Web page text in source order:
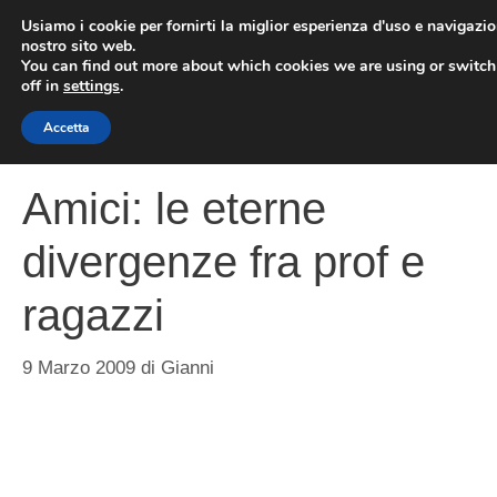
contenuto
Amici: le eterne
divergenze fra prof e
ragazzi
9 Marzo 2009 di Gianni
Usiamo i cookie per fornirti la miglior esperienza d'uso e
nostro sito web.
You can find out more about which cookies we are using or
off in settings.
Accetta